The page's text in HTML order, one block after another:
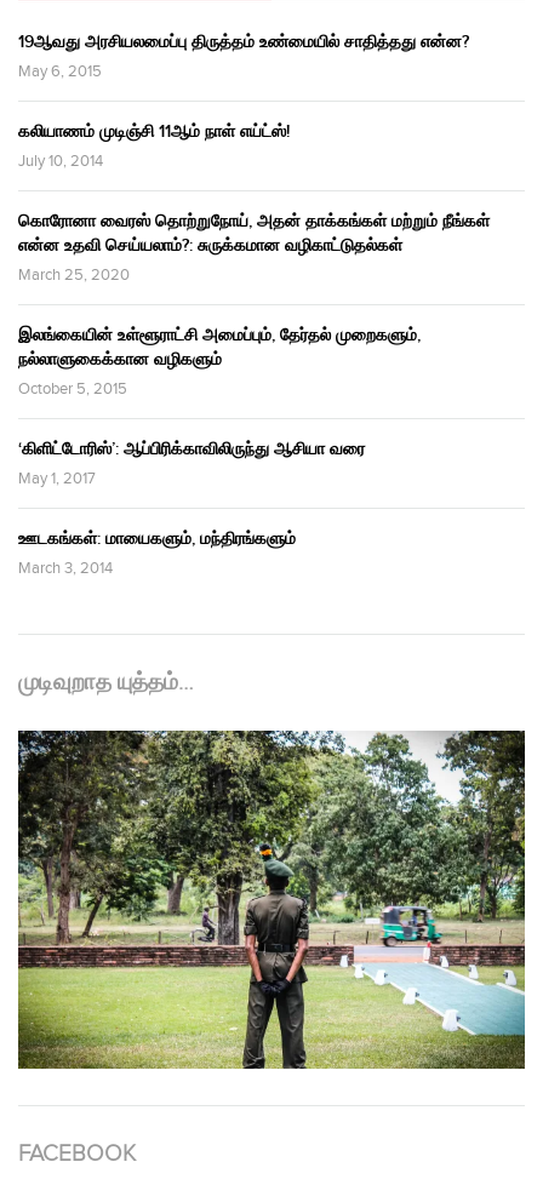
19ஆவது அரசியலமைப்பு திருத்தம் உண்மையில் சாதித்தது என்ன?
May 6, 2015
கலியாணம் முடிஞ்சி 11ஆம் நாள் எய்ட்ஸ்!
July 10, 2014
கொரோனா வைரஸ் தொற்றுநோய், அதன் தாக்கங்கள் மற்றும் நீங்கள்
என்ன உதவி செய்யலாம்?: சுருக்கமான வழிகாட்டுதல்கள்
March 25, 2020
இலங்கையின் உள்ளூராட்சி அமைப்பும், தேர்தல் முறைகளும்,
நல்லாளுகைக்கான வழிகளும்
October 5, 2015
‘கிளிட்டோரிஸ்’: ஆப்பிரிக்காவிலிருந்து ஆசியா வரை
May 1, 2017
ஊடகங்கள்: மாயைகளும், மந்திரங்களும்
March 3, 2014
முடிவுறாத யுத்தம்…
FACEBOOK